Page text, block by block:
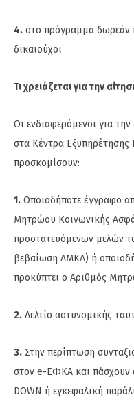
4. στο πρόγραμμα δωρεάν
δικαιούχοι
Τι χρειάζεται για την
Οι ενδιαφερόμενοι για
στα Κέντρα
προσκομίσουν:
1. Οποιοδήποτε έγγραφο
Μητρώου Κοινωνικής
προστατευόμενων μελών
βεβαίωση ΑΜΚΑ) ή
προκύπτει ο Αριθμός
2. Δελτίο αστυνομικής
3. Στην περίπτωση
στον e-ΕΦΚΑ και πάσχουν
DOWN ή εγκεφαλική